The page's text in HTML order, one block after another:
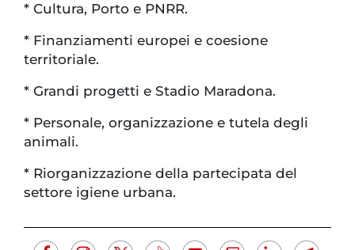
* Cultura, Porto e PNRR.
* Finanziamenti europei e coesione
territoriale.
* Grandi progetti e Stadio Maradona.
* Personale, organizzazione e tutela degli
animali.
* Riorganizzazione della partecipata del
settore igiene urbana.